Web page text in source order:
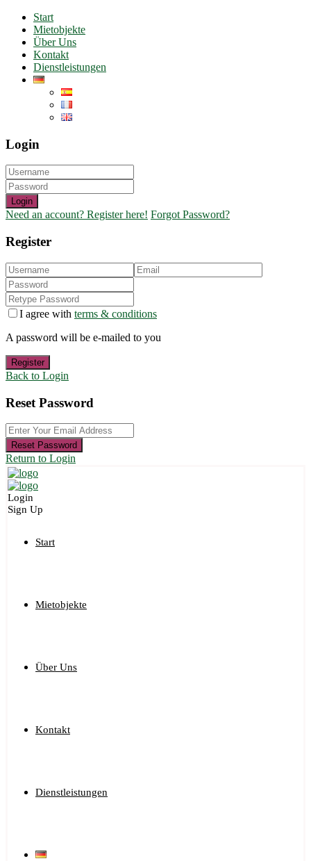
Start
Mietobjekte
Über Uns
Kontakt
Dienstleistungen
Login
Login
Need an account? Register here! Forgot Password?
Register
I agree with terms & conditions
A password will be e-mailed to you
Register
Back to Login
Reset Password
Reset Password
Return to Login
Login
Sign Up
Start
Mietobjekte
Über Uns
Kontakt
Dienstleistungen